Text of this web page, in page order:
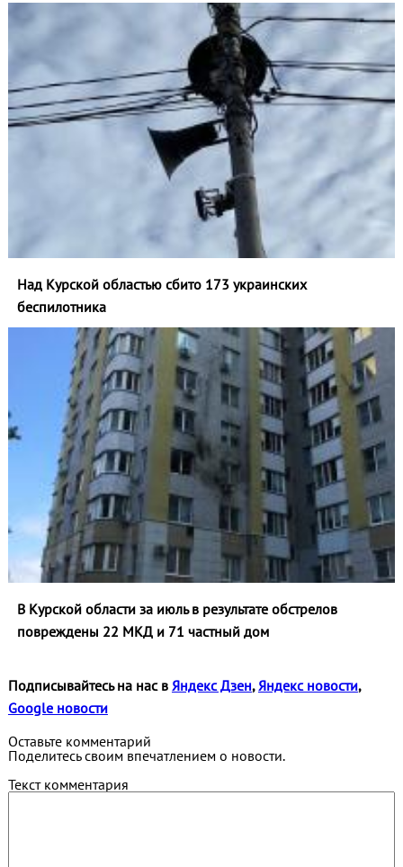
Над Курской областью сбито 173 украинских
беспилотника
В Курской области за июль в результате обстрелов
повреждены 22 МКД и 71 частный дом
Подписывайтесь на нас в Яндекс Дзен, Яндекс новости,
Google новости
Оставьте комментарий
Поделитесь своим впечатлением о новости.
Текст комментария